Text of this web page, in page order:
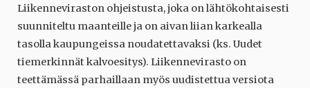
Liikenneviraston ohjeistusta, joka on lähtökohtaisesti
suunniteltu maanteille ja on aivan liian karkealla
tasolla kaupungeissa noudatettavaksi (ks. Uudet
tiemerkinnät kalvoesitys). Liikennevirasto on
teettämässä parhaillaan myös uudistettua versiota